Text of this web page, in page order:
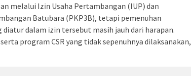
melalui Izin Usaha Pertambangan (IUP) dan
Batubara (PKP3B), tetapi pemenuhan
dalam izin tersebut masih jauh dari harapan.
program CSR yang tidak sepenuhnya dilaksanakan,